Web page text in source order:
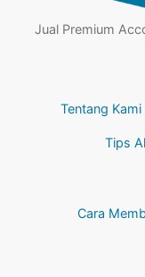
Jual Premium
Tentang Kami
Tips
Cara